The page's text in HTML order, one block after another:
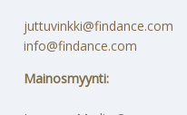
juttuvinkki@findance.com
info@findance.com
Mainosmyynti: